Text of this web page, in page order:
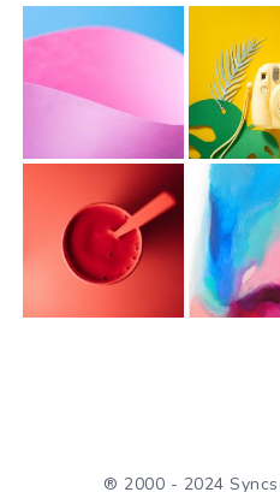
® 2000 - 2024